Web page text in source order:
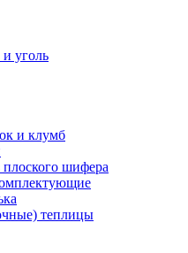
уголь
и клумб
плоского шифера
теплицы